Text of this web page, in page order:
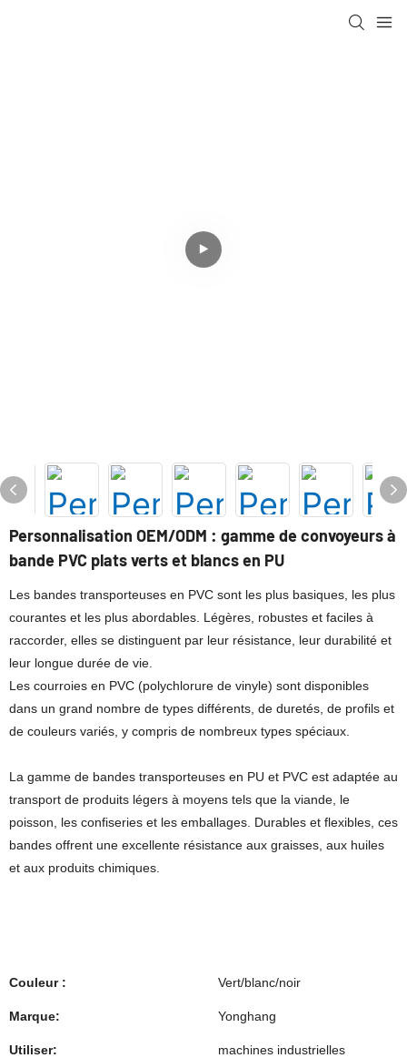
Personnalisation OEM/ODM : gamme de convoyeurs à
bande PVC plats verts et blancs en PU
Les bandes transporteuses en PVC sont les plus basiques, les plus
courantes et les plus abordables. Légères, robustes et faciles à
raccorder, elles se distinguent par leur résistance, leur durabilité et
leur longue durée de vie.
Les courroies en PVC (polychlorure de vinyle) sont disponibles
dans un grand nombre de types différents, de duretés, de profils et
de couleurs variés, y compris de nombreux types spéciaux.
La gamme de bandes transporteuses en PU et PVC est adaptée au
transport de produits légers à moyens tels que la viande, le
poisson, les confiseries et les emballages. Durables et flexibles, ces
bandes offrent une excellente résistance aux graisses, aux huiles
et aux produits chimiques.
Couleur : Vert/blanc/noir
Marque: Yonghang
Utiliser: machines industrielles